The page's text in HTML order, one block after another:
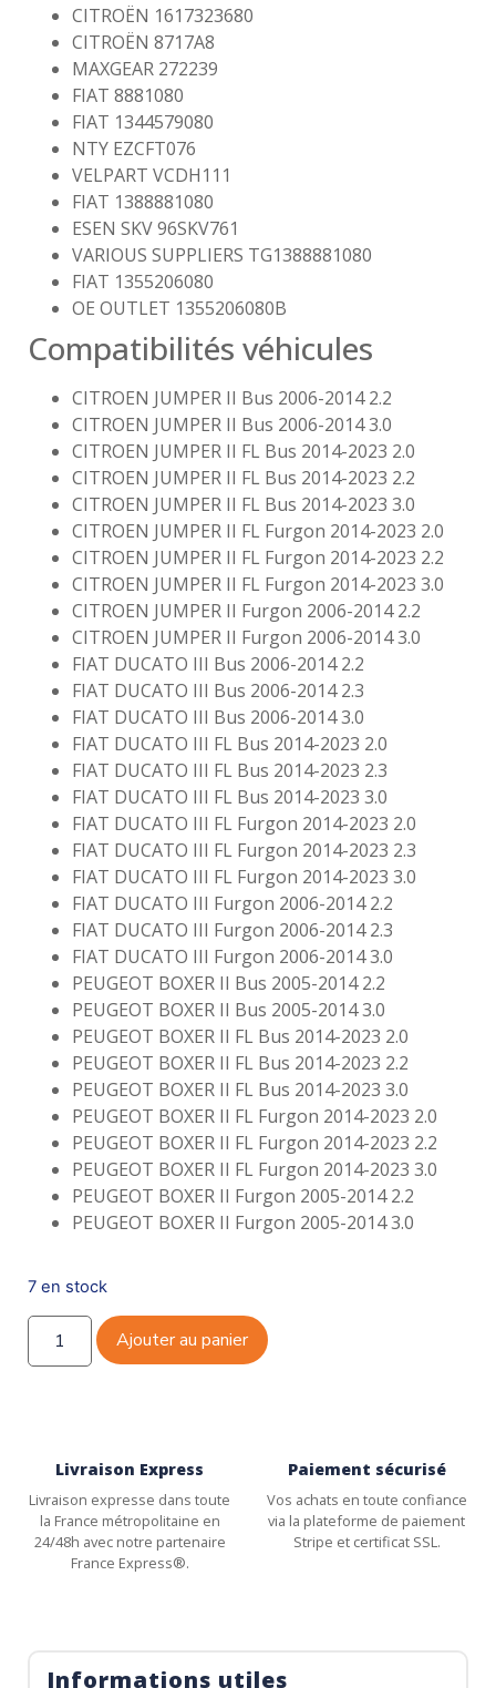
CITROËN 1617323680
CITROËN 8717A8
MAXGEAR 272239
FIAT 8881080
FIAT 1344579080
NTY EZCFT076
VELPART VCDH111
FIAT 1388881080
ESEN SKV 96SKV761
VARIOUS SUPPLIERS TG1388881080
FIAT 1355206080
OE OUTLET 1355206080B
Compatibilités véhicules
CITROEN JUMPER II Bus 2006-2014 2.2
CITROEN JUMPER II Bus 2006-2014 3.0
CITROEN JUMPER II FL Bus 2014-2023 2.0
CITROEN JUMPER II FL Bus 2014-2023 2.2
CITROEN JUMPER II FL Bus 2014-2023 3.0
CITROEN JUMPER II FL Furgon 2014-2023 2.0
CITROEN JUMPER II FL Furgon 2014-2023 2.2
CITROEN JUMPER II FL Furgon 2014-2023 3.0
CITROEN JUMPER II Furgon 2006-2014 2.2
CITROEN JUMPER II Furgon 2006-2014 3.0
FIAT DUCATO III Bus 2006-2014 2.2
FIAT DUCATO III Bus 2006-2014 2.3
FIAT DUCATO III Bus 2006-2014 3.0
FIAT DUCATO III FL Bus 2014-2023 2.0
FIAT DUCATO III FL Bus 2014-2023 2.3
FIAT DUCATO III FL Bus 2014-2023 3.0
FIAT DUCATO III FL Furgon 2014-2023 2.0
FIAT DUCATO III FL Furgon 2014-2023 2.3
FIAT DUCATO III FL Furgon 2014-2023 3.0
FIAT DUCATO III Furgon 2006-2014 2.2
FIAT DUCATO III Furgon 2006-2014 2.3
FIAT DUCATO III Furgon 2006-2014 3.0
PEUGEOT BOXER II Bus 2005-2014 2.2
PEUGEOT BOXER II Bus 2005-2014 3.0
PEUGEOT BOXER II FL Bus 2014-2023 2.0
PEUGEOT BOXER II FL Bus 2014-2023 2.2
PEUGEOT BOXER II FL Bus 2014-2023 3.0
PEUGEOT BOXER II FL Furgon 2014-2023 2.0
PEUGEOT BOXER II FL Furgon 2014-2023 2.2
PEUGEOT BOXER II FL Furgon 2014-2023 3.0
PEUGEOT BOXER II Furgon 2005-2014 2.2
PEUGEOT BOXER II Furgon 2005-2014 3.0
7 en stock
Ajouter au panier
Livraison Express
Livraison expresse dans toute
la France métropolitaine en
24/48h avec notre partenaire
France Express®.
Paiement sécurisé
Vos achats en toute confiance
via la plateforme de paiement
Stripe et certificat SSL.
Informations utiles